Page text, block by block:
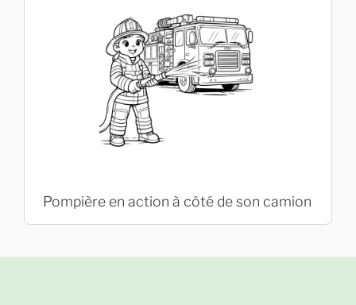
Pompière en action à côté de son camion